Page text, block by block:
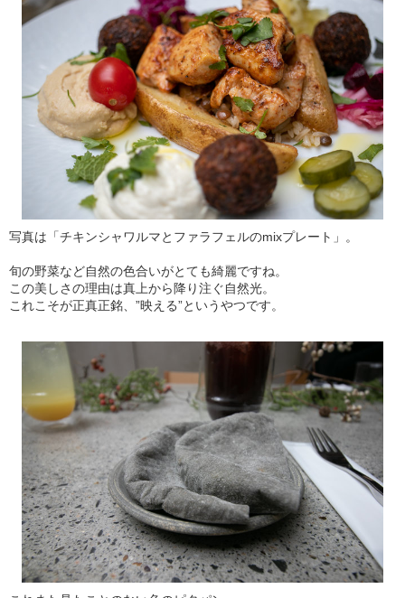
写真は「チキンシャワルマとファラフェルのmixプレート」。
旬の野菜など自然の色合いがとても綺麗ですね。
この美しさの理由は真上から降り注ぐ自然光。
これこそが正真正銘、”映える”というやつです。